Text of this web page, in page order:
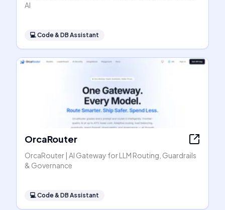
AI
💻Code & DB Assistant
OrcaRouter
OrcaRouter | AI Gateway for LLM Routing, Guardrails
& Governance
💻Code & DB Assistant